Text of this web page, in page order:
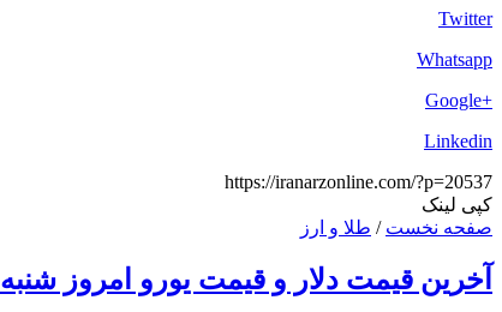
Twitter
Whatsapp
+Google
Linkedin
https://iranarzonline.com/?p=20537
کپی لینک
صفحه نخست / طلا و ارز
آخرین قیمت دلار و قیمت یورو امروز شنبه ۱۹ اردیبهشت ۱۴۰۵ + جدول